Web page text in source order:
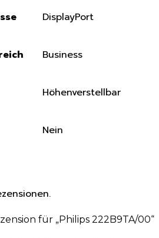
DisplayPort
Business
Höhenverstellbar
Nein
für „Philips 222B9TA/00“